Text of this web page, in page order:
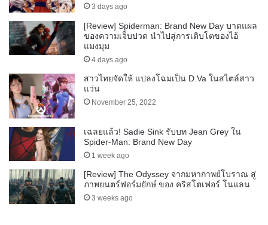
3 days ago
[Review] Spiderman: Brand New Day บาดแผล
ของความเจ็บปวด นำไปสู่การเติบโตของไอ้
แมงมุม
4 days ago
สาวไทยจัดให้ แปลงโฉมเป็น D.Va ในสไตล์สาว
แว่น
November 25, 2022
เฉลยแล้ว! Sadie Sink รับบท Jean Grey ใน
Spider-Man: Brand New Day
1 week ago
[Review] The Odyssey จากมหากาพย์โบราณ สู่
ภาพยนตร์ฟอร์มยักษ์ ของ คริสโตเฟอร์ โนแลน
3 weeks ago